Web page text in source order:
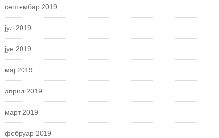
септембар 2019
јул 2019
јун 2019
мај 2019
април 2019
март 2019
фебруар 2019